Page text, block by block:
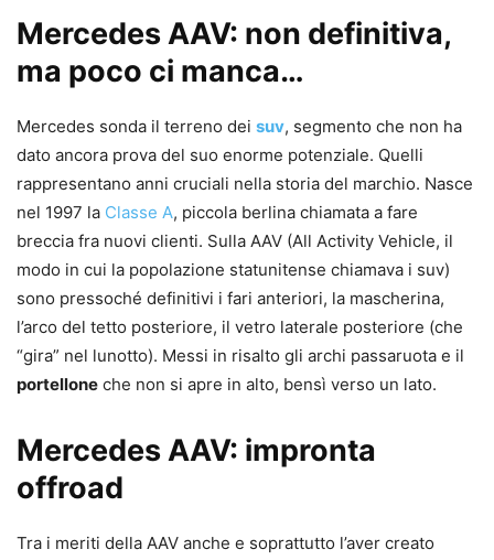
Mercedes AAV: non definitiva,
ma poco ci manca…
Mercedes sonda il terreno dei suv, segmento che non ha
dato ancora prova del suo enorme potenziale. Quelli
rappresentano anni cruciali nella storia del marchio. Nasce
nel 1997 la Classe A, piccola berlina chiamata a fare
breccia fra nuovi clienti. Sulla AAV (All Activity Vehicle, il
modo in cui la popolazione statunitense chiamava i suv)
sono pressoché definitivi i fari anteriori, la mascherina,
l’arco del tetto posteriore, il vetro laterale posteriore (che
“gira” nel lunotto). Messi in risalto gli archi passaruota e il
portellone che non si apre in alto, bensì verso un lato.
Mercedes AAV: impronta
offroad
Tra i meriti della AAV anche e soprattutto l’aver creato